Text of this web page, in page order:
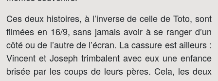
Ces deux histoires, à l’inverse de celle de Toto, sont
filmées en 16/9, sans jamais avoir à se ranger d’un
côté ou de l’autre de l’écran. La cassure est ailleurs :
Vincent et Joseph trimbalent avec eux une enfance
brisée par les coups de leurs pères. Cela, les deux